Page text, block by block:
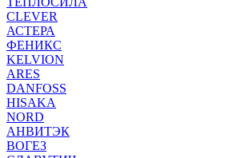
CLEVER
АСТЕРА
ФЕНИКС
KELVION
ARES
DANFOSS
HISAKA
NORD
АНВИТЭК
ВОГЕЗ